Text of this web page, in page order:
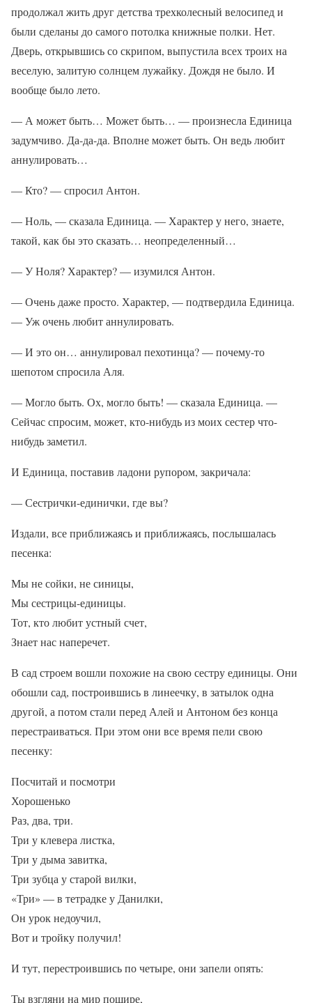
продолжал жить друг детства трехколесный велосипед и
были сделаны до самого потолка книжные полки. Нет.
Дверь, открывшись со скрипом, выпустила всех троих на
веселую, залитую солнцем лужайку. Дождя не было. И
вообще было лето.
— А может быть… Может быть… — произнесла Единица
задумчиво. Да-да-да. Вполне может быть. Он ведь любит
аннулировать…
— Кто? — спросил Антон.
— Ноль, — сказала Единица. — Характер у него, знаете,
такой, как бы это сказать… неопределенный…
— У Ноля? Характер? — изумился Антон.
— Очень даже просто. Характер, — подтвердила Единица.
— Уж очень любит аннулировать.
— И это он… аннулировал пехотинца? — почему-то
шепотом спросила Аля.
— Могло быть. Ох, могло быть! — сказала Единица. —
Сейчас спросим, может, кто-нибудь из моих сестер что-
нибудь заметил.
И Единица, поставив ладони рупором, закричала:
— Сестрички-единички, где вы?
Издали, все приближаясь и приближаясь, послышалась
песенка:
Мы не сойки, не синицы,
Мы сестрицы-единицы.
Тот, кто любит устный счет,
Знает нас наперечет.
В сад строем вошли похожие на свою сестру единицы. Они
обошли сад, построившись в линеечку, в затылок одна
другой, а потом стали перед Алей и Антоном без конца
перестраиваться. При этом они все время пели свою
песенку:
Посчитай и посмотри
Хорошенько
Раз, два, три.
Три у клевера листка,
Три у дыма завитка,
Три зубца у старой вилки,
«Три» — в тетрадке у Данилки,
Он урок недоучил,
Вот и тройку получил!
И тут, перестроившись по четыре, они запели опять:
Ты взгляни на мир пошире,